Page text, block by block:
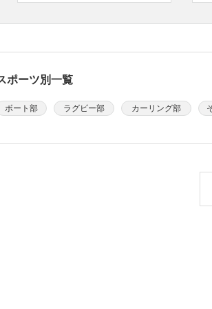
ポーツ別一覧
ボート部 ラグビー部 カーリング部